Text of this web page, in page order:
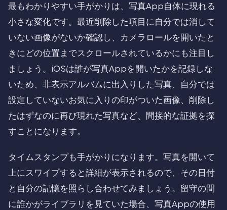
最もわかりやすい手がかりは、写真App自体に現れる
小さな変化です。最近削除した項目に自分では消して
いない画像がないか確認し、カメラロールを開いたと
きにどの位置までスクロールされているかにも注目し
ましょう。iOSは誰が写真Appを開いたかを記録しな
いため、非表示アルバムに出入りした写真、自分では
設定していないお気に入りの印がついた画像、削除し
たはずなのに再び現れた写真など、間接的な証拠を探
すことになります。
タイムスタンプも手がかりになります。写真を開いて
上にスワイプすると詳細が表示されるので、その日付
と自分の記憶を照らし合わせてみましょう。留守の間
に誰かがライブラリを見ていた場合、写真Appの使用